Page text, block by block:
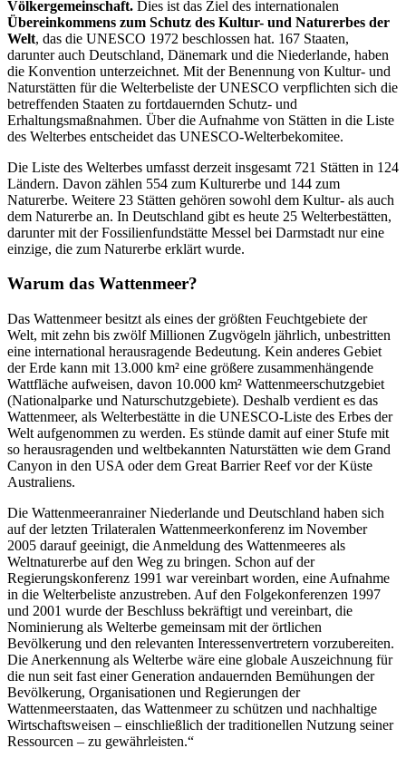
Völkergemeinschaft. Dies ist das Ziel des internationalen
Übereinkommens zum Schutz des Kultur- und Naturerbes der
Welt, das die UNESCO 1972 beschlossen hat. 167 Staaten,
darunter auch Deutschland, Dänemark und die Niederlande, haben
die Konvention unterzeichnet. Mit der Benennung von Kultur- und
Naturstätten für die Welterbeliste der UNESCO verpflichten sich die
betreffenden Staaten zu fortdauernden Schutz- und
Erhaltungsmaßnahmen. Über die Aufnahme von Stätten in die Liste
des Welterbes entscheidet das UNESCO-Welterbekomitee.
Die Liste des Welterbes umfasst derzeit insgesamt 721 Stätten in 124
Ländern. Davon zählen 554 zum Kulturerbe und 144 zum
Naturerbe. Weitere 23 Stätten gehören sowohl dem Kultur- als auch
dem Naturerbe an. In Deutschland gibt es heute 25 Welterbestätten,
darunter mit der Fossilienfundstätte Messel bei Darmstadt nur eine
einzige, die zum Naturerbe erklärt wurde.
Warum das Wattenmeer?
Das Wattenmeer besitzt als eines der größten Feuchtgebiete der
Welt, mit zehn bis zwölf Millionen Zugvögeln jährlich, unbestritten
eine international herausragende Bedeutung. Kein anderes Gebiet
der Erde kann mit 13.000 km² eine größere zusammenhängende
Wattfläche aufweisen, davon 10.000 km² Wattenmeerschutzgebiet
(Nationalparke und Naturschutzgebiete). Deshalb verdient es das
Wattenmeer, als Welterbestätte in die UNESCO-Liste des Erbes der
Welt aufgenommen zu werden. Es stünde damit auf einer Stufe mit
so herausragenden und weltbekannten Naturstätten wie dem Grand
Canyon in den USA oder dem Great Barrier Reef vor der Küste
Australiens.
Die Wattenmeeranrainer Niederlande und Deutschland haben sich
auf der letzten Trilateralen Wattenmeerkonferenz im November
2005 darauf geeinigt, die Anmeldung des Wattenmeeres als
Weltnaturerbe auf den Weg zu bringen. Schon auf der
Regierungskonferenz 1991 war vereinbart worden, eine Aufnahme
in die Welterbeliste anzustreben. Auf den Folgekonferenzen 1997
und 2001 wurde der Beschluss bekräftigt und vereinbart, die
Nominierung als Welterbe gemeinsam mit der örtlichen
Bevölkerung und den relevanten Interessenvertretern vorzubereiten.
Die Anerkennung als Welterbe wäre eine globale Auszeichnung für
die nun seit fast einer Generation andauernden Bemühungen der
Bevölkerung, Organisationen und Regierungen der
Wattenmeerstaaten, das Wattenmeer zu schützen und nachhaltige
Wirtschaftsweisen – einschließlich der traditionellen Nutzung seiner
Ressourcen – zu gewährleisten.“